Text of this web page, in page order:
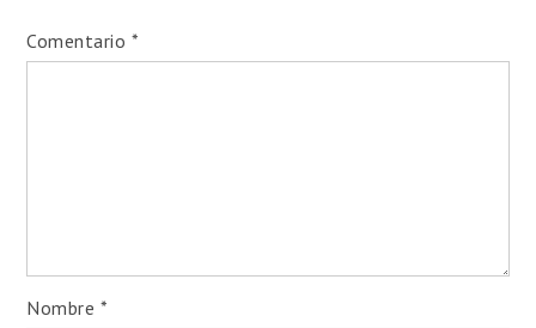
Comentario *
Nombre *